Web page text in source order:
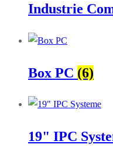
Industrie
Box PC (6)
19" IPC